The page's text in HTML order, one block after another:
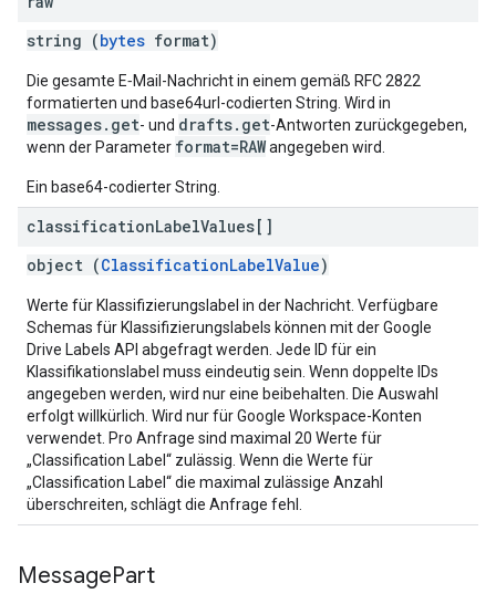
string (bytes format)
Die gesamte E‑Mail-Nachricht in einem gemäß RFC 2822
formatierten und base64url-codierten String. Wird in
messages.get- und drafts.get-Antworten zurückgegeben,
wenn der Parameter format=RAWangegeben wird.
Ein base64-codierter String.
classificationLabelValues[]
object (ClassificationLabelValue)
Werte für Klassifizierungslabel in der Nachricht. Verfügbare
Schemas für Klassifizierungslabels können mit der Google
Drive Labels API abgefragt werden. Jede ID für ein
Klassifikationslabel muss eindeutig sein. Wenn doppelte IDs
angegeben werden, wird nur eine beibehalten. Die Auswahl
erfolgt willkürlich. Wird nur für Google Workspace-Konten
verwendet. Pro Anfrage sind maximal 20 Werte für
„Classification Label“ zulässig. Wenn die Werte für
„Classification Label“ die maximal zulässige Anzahl
überschreiten, schlägt die Anfrage fehl.
MessagePart